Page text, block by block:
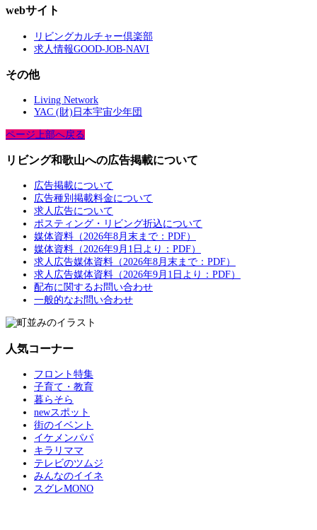
webサイト
リビングカルチャー倶楽部
求人情報GOOD-JOB-NAVI
その他
Living Network
YAC (財)日本宇宙少年団
ページ上部へ戻る
リビング和歌山への広告掲載について
広告掲載について
広告種別掲載料金について
求人広告について
ポスティング・リビング折込について
媒体資料（2026年8月末まで：PDF）
媒体資料（2026年9月1日より：PDF）
求人広告媒体資料（2026年8月末まで：PDF）
求人広告媒体資料（2026年9月1日より：PDF）
配布に関するお問い合わせ
一般的なお問い合わせ
人気コーナー
フロント特集
子育て・教育
暮らそら
newスポット
街のイベント
イケメンパパ
キラリママ
テレビのツムジ
みんなのイイネ
スグレMONO